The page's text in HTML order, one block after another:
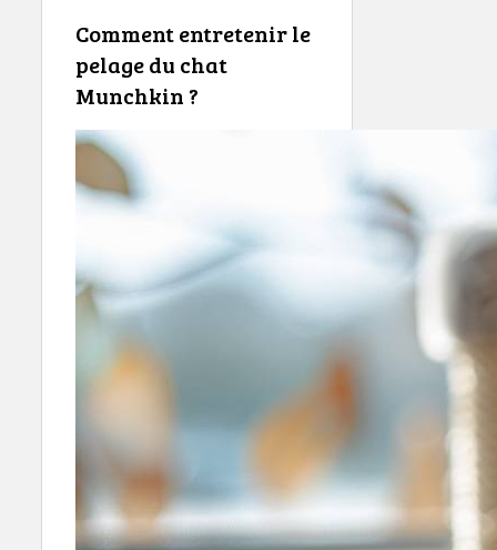
Comment entretenir le
pelage du chat
Munchkin ?